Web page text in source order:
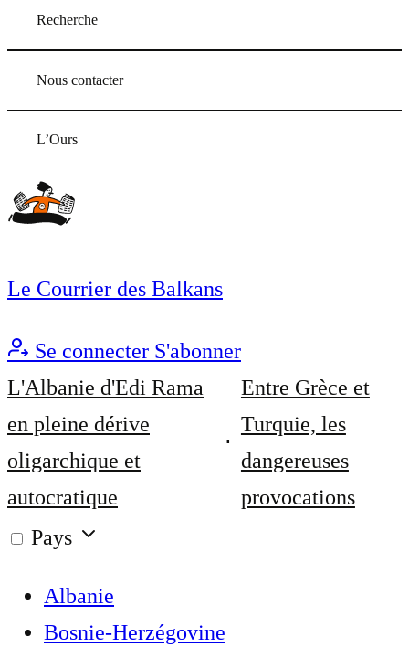
Recherche
Nous contacter
L’Ours
Le Courrier des Balkans
Se connecter S'abonner
L'Albanie d'Edi Rama
en pleine dérive
oligarchique et
autocratique
Entre Grèce et
Turquie, les
dangereuses
provocations
Pays
Albanie
Bosnie-Herzégovine